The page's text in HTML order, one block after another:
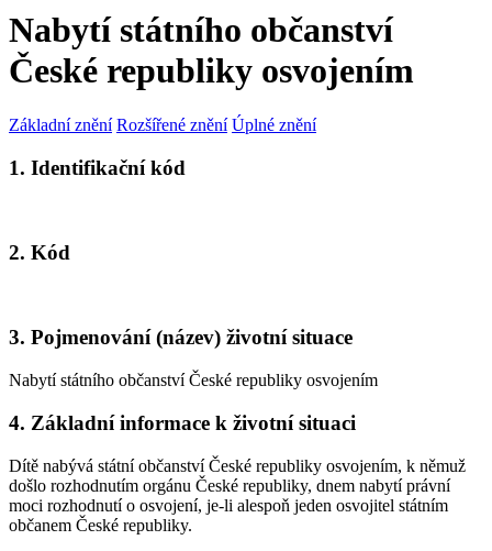
Nabytí státního občanství
České republiky osvojením
Základní znění Rozšířené znění Úplné znění
1. Identifikační kód
2. Kód
3. Pojmenování (název) životní situace
Nabytí státního občanství České republiky osvojením
4. Základní informace k životní situaci
Dítě nabývá státní občanství České republiky osvojením, k němuž
došlo rozhodnutím orgánu České republiky, dnem nabytí právní
moci rozhodnutí o osvojení, je-li alespoň jeden osvojitel státním
občanem České republiky.